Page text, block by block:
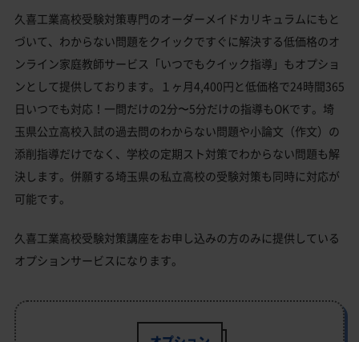
久喜工業高校受験対策専門のオーダーメイドカリキュラムにもと
づいて、わからない問題をクイックですぐに解決する低価格のオ
ンライン家庭教師サービス「いつでもクイック指導」もオプショ
ンとして提供しております。１ヶ月4,400円と低価格で24時間365
日いつでも対応！一問だけの2分〜5分だけの指導もOKです。埼
玉県公立高校入試の過去問のわからない問題や小論文（作文）の
添削指導だけでなく、学校の定期スト対策でわからない問題も解
決します。併願する埼玉県の私立高校の受験対策も同時に対応が
可能です。
久喜工業高校受験対策講座をお申し込みの方のみに提供している
オプションサービスになります。